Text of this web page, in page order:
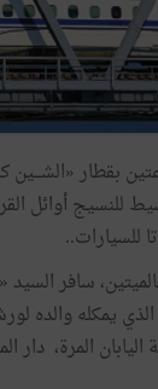
بقطار«الشـــين
للنسيجأوائل
للسيارات..
سافرالسيد «
الذي يمكله والده
اليابان المرة، دار